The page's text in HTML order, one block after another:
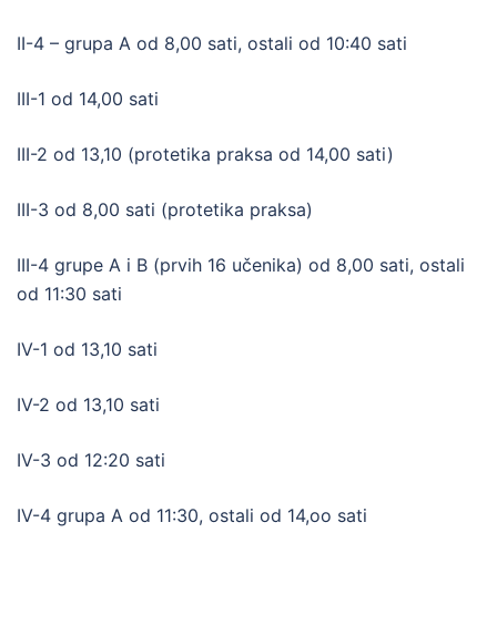
II-4 – grupa A od 8,00 sati, ostali od 10:40 sati
III-1 od 14,00 sati
III-2 od 13,10 (protetika praksa od 14,00 sati)
III-3 od 8,00 sati (protetika praksa)
III-4 grupe A i B (prvih 16 učenika) od 8,00 sati, ostali
od 11:30 sati
IV-1 od 13,10 sati
IV-2 od 13,10 sati
IV-3 od 12:20 sati
IV-4 grupa A od 11:30, ostali od 14,oo sati